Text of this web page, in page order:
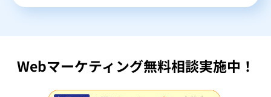
Webマーケティング無料相談実施中！